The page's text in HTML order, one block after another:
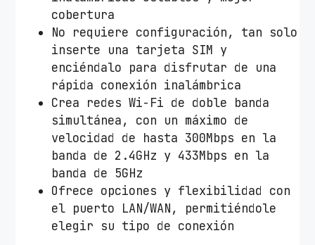
cobertura
No requiere configuración, tan solo
inserte una tarjeta SIM y
enciéndalo para disfrutar de una
rápida conexión inalámbrica
Crea redes Wi-Fi de doble banda
simultánea, con un máximo de
velocidad de hasta 300Mbps en la
banda de 2.4GHz y 433Mbps en la
banda de 5GHz
Ofrece opciones y flexibilidad con
el puerto LAN/WAN, permitiéndole
elegir su tipo de conexión